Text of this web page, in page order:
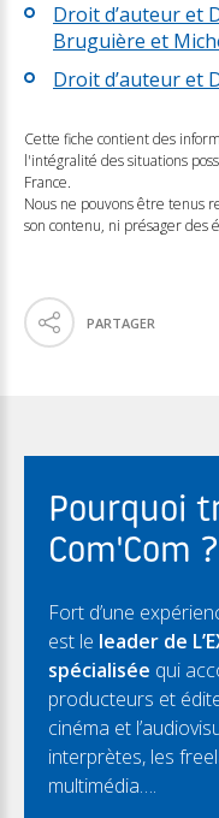
Droit d’auteur et
Bruguière et
Droit d’auteur et
Cette fiche contient des
l'intégralité des situations
France.
Nous ne pouvons être tenus
son contenu, ni présager des
PARTAGER
Pourquoi
Com'Com ?
Fort d’une
est le leader de
spécialisée qui
producteurs et
cinéma et
interprètes, les
multimédia….